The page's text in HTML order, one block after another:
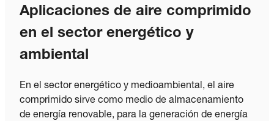
Aplicaciones de aire comprimido
en el sector energético y
ambiental
En el sector energético y medioambiental, el aire
comprimido sirve como medio de almacenamiento
de energía renovable, para la generación de energía